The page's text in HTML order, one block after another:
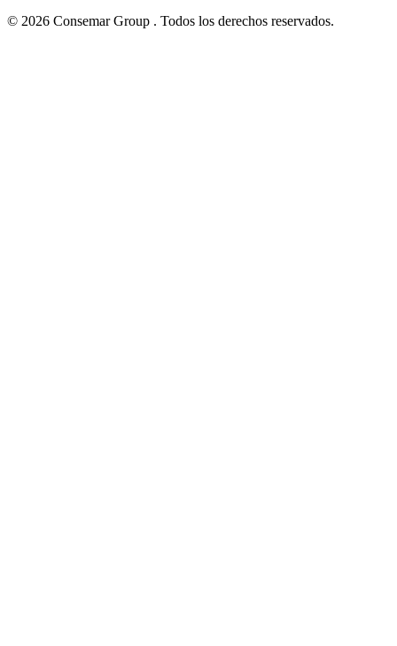
© 2026 Consemar Group . Todos los derechos reservados.